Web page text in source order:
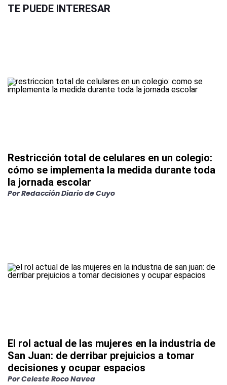
TE PUEDE INTERESAR
Restricción total de celulares en un colegio:
cómo se implementa la medida durante toda
la jornada escolar
PorRedacción Diario de Cuyo
El rol actual de las mujeres en la industria de
San Juan: de derribar prejuicios a tomar
decisiones y ocupar espacios
PorCeleste Roco Navea